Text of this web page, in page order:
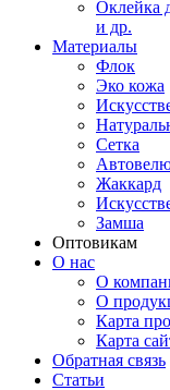
Оклейка
и др.
Материалы
Флок
Эко кожа
Сетка
Жаккард
Замша
Оптовикам
О нас
О
О
Карта
Карта
Обратная связь
Статьи